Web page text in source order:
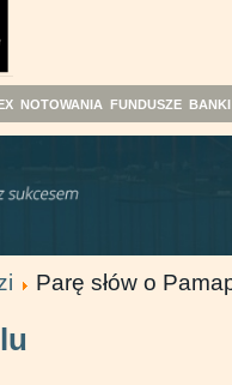
NOTOWANIA FUNDUSZE BANKI
Parę słów o